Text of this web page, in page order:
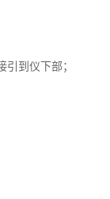
到仪下部；